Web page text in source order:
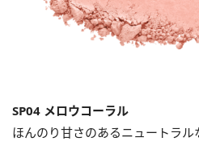
SP04 メロウコーラル
ほんのり甘さのあるニュートラル